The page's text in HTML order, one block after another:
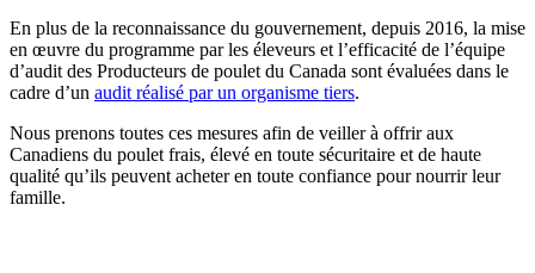
En plus de la reconnaissance du gouvernement, depuis 2016, la mise
en œuvre du programme par les éleveurs et l’efficacité de l’équipe
d’audit des Producteurs de poulet du Canada sont évaluées dans le
cadre d’un audit réalisé par un organisme tiers.
Nous prenons toutes ces mesures afin de veiller à offrir aux
Canadiens du poulet frais, élevé en toute sécuritaire et de haute
qualité qu’ils peuvent acheter en toute confiance pour nourrir leur
famille.